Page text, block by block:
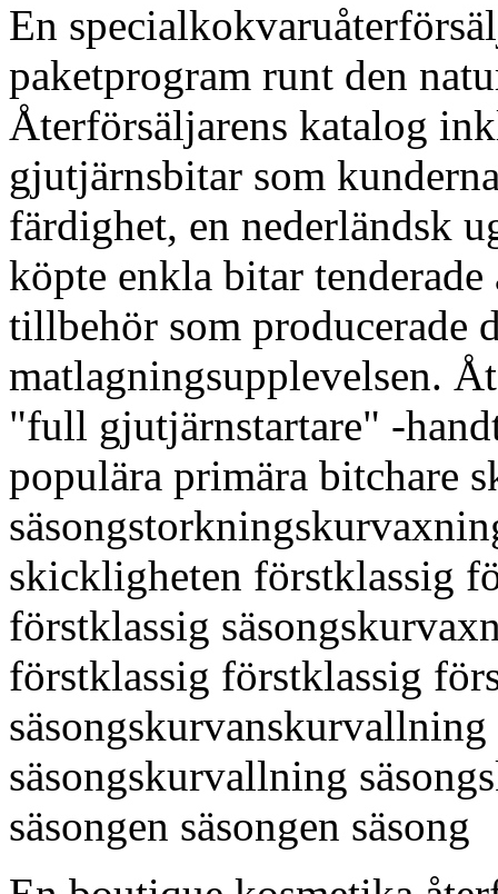
En
paketprogram runt den
Återförsäljarens katalog
gjutjärnsbitar som
färdighet, en nederländsk
köpte enkla bitar
tillbehör som producerade
matlagningsupplevelsen.
"full gjutjärnstartare" -
populära primära bitchare
skickligheten förstklassig
förstklassig
förstklassig förstklassig
säsongskurvallning
säsongen säsongen säsong